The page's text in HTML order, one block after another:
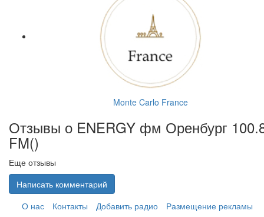
Monte Carlo France
Отзывы о ENERGY фм Оренбург
FM()
Еще отзывы
Написать комментарий
О нас
Контакты Добавить радио
Размещение рекламы